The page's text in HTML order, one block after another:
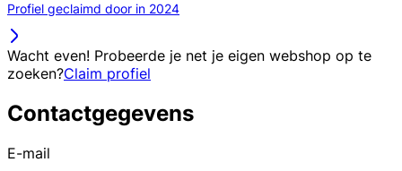
Profiel geclaimd door in 2024
Wacht even! Probeerde je net je eigen webshop op te
zoeken?Claim profiel
Contactgegevens
E-mail